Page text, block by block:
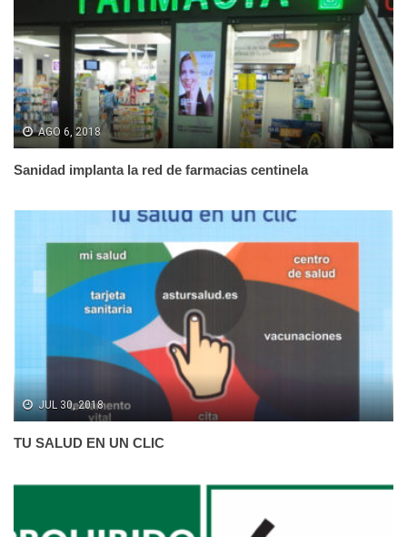
AGO 6, 2018
Sanidad implanta la red de farmacias centinela
JUL 30, 2018
TU SALUD EN UN CLIC